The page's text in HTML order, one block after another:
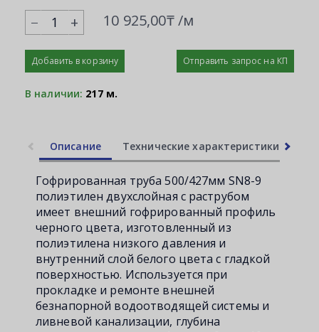
+ 10 925,00₸ /м
Добавить в корзину Отправить запрос на КП
В наличии: 217 м.
Описание Технические характеристики
Гофрированная труба 500/427мм SN8-9
полиэтилен двухслойная с раструбом
имеет внешний гофрированный профиль
черного цвета, изготовленный из
полиэтилена низкого давления и
внутренний слой белого цвета с гладкой
поверхностью. Используется при
прокладке и ремонте внешней
безнапорной водоотводящей системы и
ливневой канализации, глубина